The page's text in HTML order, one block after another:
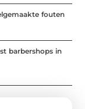
fouten
barbershops in